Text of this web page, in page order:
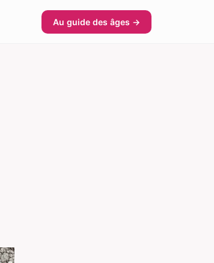
Au guide des âges →